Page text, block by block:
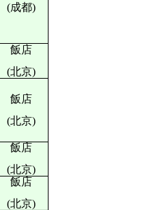
(成都)
飯店
(北京)
飯店
(北京)
飯店
(北京)
飯店
(北京)